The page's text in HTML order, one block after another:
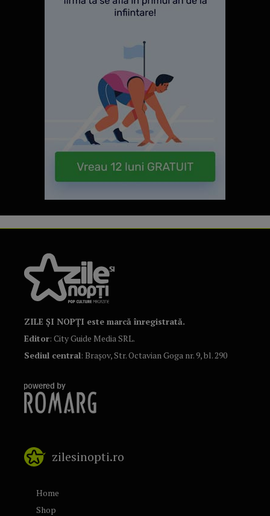
ZILE ȘI NOPȚI este marcă înregistrată.
Editor: City Guide Media SRL.
Sediul central: Brașov, Str. Octavian Goga nr. 9, bl. 290
zilesinopti.ro
Home
Shop